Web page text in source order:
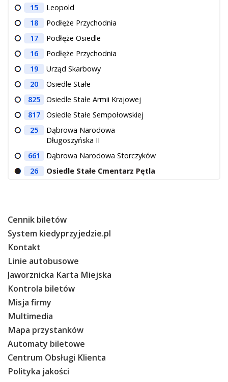
15
Leopold
18
Podłęże Przychodnia
17
Podłęże Osiedle
16
Podłęże Przychodnia
19
Urząd Skarbowy
20
Osiedle Stałe
825
Osiedle Stałe Armii Krajowej
817
Osiedle Stałe Sempołowskiej
25
Dąbrowa Narodowa
Długoszyńska II
661
Dąbrowa Narodowa Storczyków
26
Osiedle Stałe Cmentarz Pętla
Cennik biletów
System kiedyprzyjedzie.pl
Kontakt
Linie autobusowe
Jaworznicka Karta Miejska
Kontrola biletów
Misja firmy
Multimedia
Mapa przystanków
Automaty biletowe
Centrum Obsługi Klienta
Polityka jakości